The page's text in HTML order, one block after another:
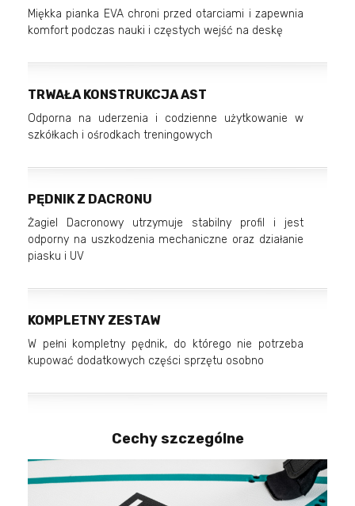
Miękka pianka EVA chroni przed otarciami i zapewnia
komfort podczas nauki i częstych wejść na deskę
TRWAŁA KONSTRUKCJA AST
Odporna na uderzenia i codzienne użytkowanie w
szkółkach i ośrodkach treningowych
PĘDNIK Z DACRONU
Żagiel Dacronowy utrzymuje stabilny profil i jest
odporny na uszkodzenia mechaniczne oraz działanie
piasku i UV
KOMPLETNY ZESTAW
W pełni kompletny pędnik, do którego nie potrzeba
kupować dodatkowych części sprzętu osobno
Cechy szczególne